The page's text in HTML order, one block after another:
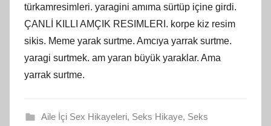
türkamresimleri. yaragini amıma sürtüp içine girdi.
ÇANLİ KILLI AMÇIK RESIMLERI. korpe kiz resim
sikis. Meme yarak surtme. Amcıya yarrak surtme.
yaragi surtmek. am yaran büyük yaraklar. Ama
yarrak surtme.
Aile İçi Sex Hikayeleri, Seks Hikaye, Seks